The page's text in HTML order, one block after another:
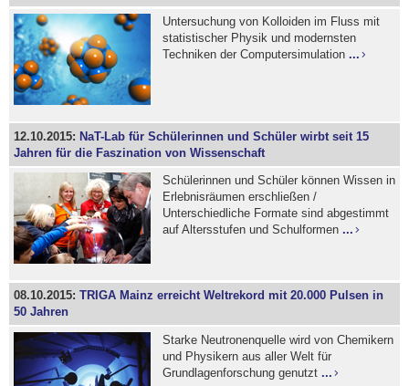
Untersuchung von Kolloiden im Fluss mit
statistischer Physik und modernsten
Techniken der Computersimulation ...
12.10.2015: NaT-Lab für Schülerinnen und Schüler wirbt seit 15
Jahren für die Faszination von Wissenschaft
Schülerinnen und Schüler können Wissen in
Erlebnisräumen erschließen /
Unterschiedliche Formate sind abgestimmt
auf Altersstufen und Schulformen ...
08.10.2015:TRIGA Mainz erreicht Weltrekord mit 20.000 Pulsen in
50 Jahren
Starke Neutronenquelle wird von Chemikern
und Physikern aus aller Welt für
Grundlagenforschung genutzt ...